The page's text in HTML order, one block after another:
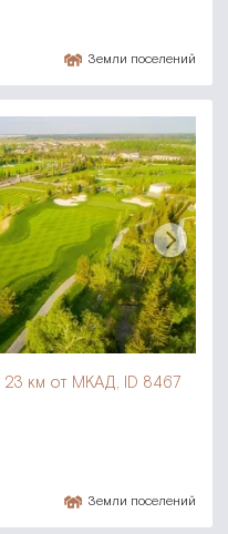
Земли поселений
23 км от МКАД, ID 8467
Земли поселений